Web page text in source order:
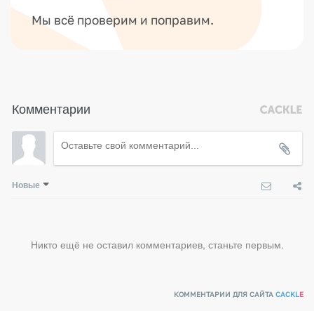
Мы всё проверим и поправим.
Комментарии
Новые
Никто ещё не оставил комментариев, станьте первым.
КОММЕНТАРИИ ДЛЯ САЙТАCACKLE